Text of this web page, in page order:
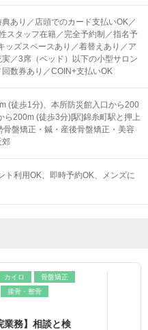
あり／店頭でのカード支払いOK／
スタッフ在籍／完全予約制／指名予
ッズスペースあり／着替えあり／ア
／3席（ベッド）以下の小型サロン
数券あり／COIN+支払いOK
(徒歩1分)、本所防災館入口から200
ら200m (徒歩3分)[駅]錦糸町駅と押上
盤矯正・鍼・産後骨盤矯正・美容
郊
ト利用OK 即時予約OK
メンズに
カイロ
骨盤矯正
接骨・整骨
業務】相談と検